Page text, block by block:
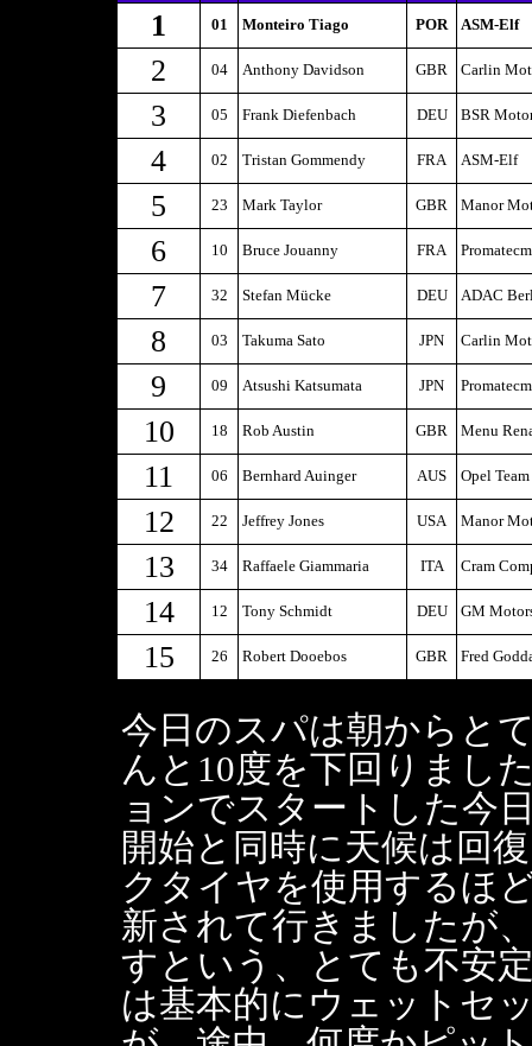
1 01 Monteiro Tiago POR ASM-Elf
2 04 Anthony Davidson GBR Carlin
3 05 Frank Diefenbach DEU BSR
4 02 Tristan Gommendy FRA ASM-Elf
5 23 Mark Taylor GBR Manor
6 10 Bruce Jouanny FRA
7 32 Stefan Mücke DEU ADAC
8 03 Takuma Sato JPN Carlin
9 09 Atsushi Katsumata JPN
10 18 Rob Austin GBR Menu
11 06 Bernhard Auinger AUS Opel
12 22 Jeffrey Jones USA Manor
13 34 Raffaele Giammaria ITA Cram
14 12 Tony Schmidt DEU GM
15 26 Robert Dooebos GBR Fred
今日のスパは朝からと
んと10度を下回りまし
ョンでスタートした今
開始と同時に天候は回
クタイヤを使用するほ
新されて行きましたが
すという、とても不安
は基本的にウェットセ